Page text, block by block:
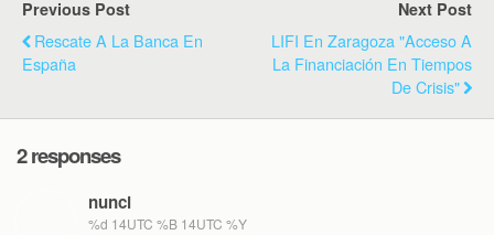
Previous Post
Rescate A La Banca En
España
Next Post
LIFI En Zaragoza "Acceso A
La Financiación En Tiempos
De Crisis"
2 responses
nunci
%d 14UTC %B 14UTC %Y